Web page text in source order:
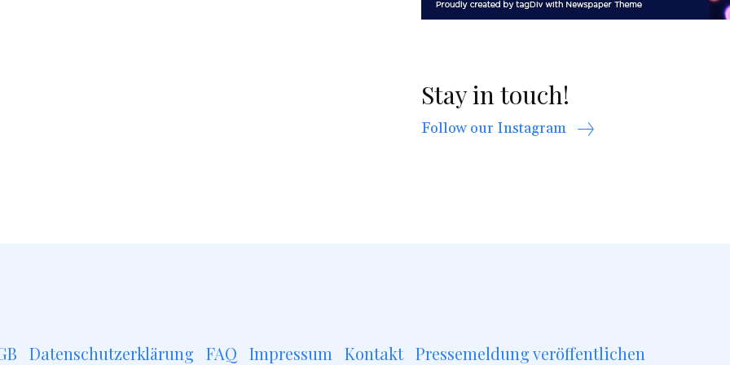
Stay in touch!
Follow our Instagram
Datenschutzerklärung FAQ Impressum Kontakt Pressemeldung veröffentlichen